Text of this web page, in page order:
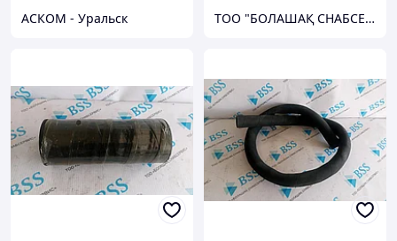
АСКОМ - Уральск ТОО "БОЛАШАҚ СНАБСЕРВИС"